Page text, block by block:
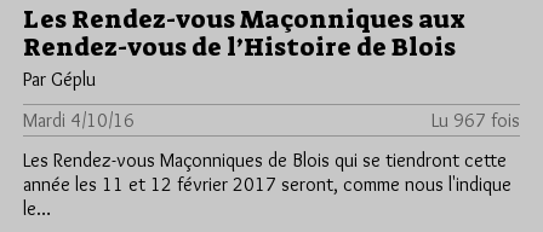
Les Rendez-vous Maçonniques aux
Rendez-vous de l’Histoire de Blois
Par Géplu
Mardi 4/10/16
Lu 967 fois
Les Rendez-vous Maçonniques de Blois qui se tiendront cette
année les 11 et 12 février 2017 seront, comme nous l'indique
le…